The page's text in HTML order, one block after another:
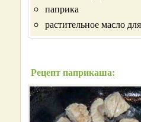
паприка
растительное масло
Рецепт паприкаша: